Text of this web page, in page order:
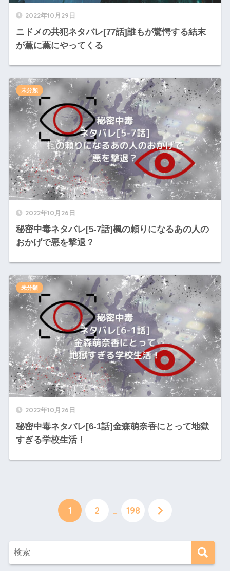
2022年10月29日
ニドメの共犯ネタバレ[77話]誰もが驚愕する結末
が薫に薫にやってくる
2022年10月26日
秘密中毒ネタバレ[5-7話]楓の頼りになるあの人の
おかげで悪を撃退？
未分類
2022年10月26日
秘密中毒ネタバレ[6-1話]金森萌奈香にとって地獄
すぎる学校生活！
未分類
1 2 … 198